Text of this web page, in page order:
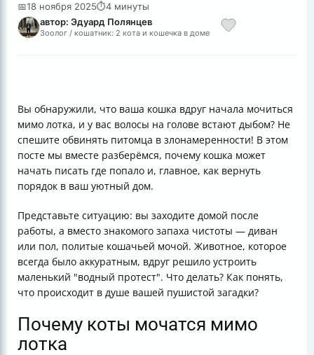
📅18 ноября 2025⏱4 минуты
автор: Эдуард Полянцев
Зоолог / кошатник: 2 кота и кошечка в доме
Вы обнаружили, что ваша кошка вдруг начала мочиться
мимо лотка, и у вас волосы на голове встают дыбом? Не
спешите обвинять питомца в злонамеренности! В этом
посте мы вместе разберёмся, почему кошка может
начать писать где попало и, главное, как вернуть
порядок в ваш уютный дом.
Представьте ситуацию: вы заходите домой после
работы, а вместо знакомого запаха чистоты — диван
или пол, политые кошачьей мочой. Животное, которое
всегда было аккуратным, вдруг решило устроить
маленький "водный протест". Что делать? Как понять,
что происходит в душе вашей пушистой загадки?
Почему коты мочатся мимо
лотка